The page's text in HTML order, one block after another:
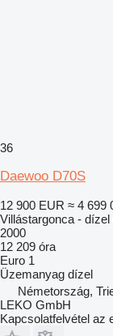
36
Daewoo D70S
12 900 EUR ≈ 4 699
Villástargonca - dízel
2000
12 209 óra
Euro 1
Üzemanyag dízel
Németország,
LEKO GmbH
Kapcsolatfelvétel az